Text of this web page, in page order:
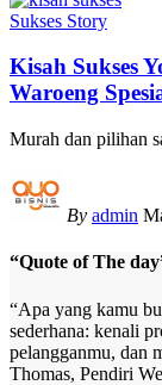
Sukses Story
Kisah Sukses
Waroeng
Murah dan pilihan
By admin
“Quote of The
“Apa yang kamu
sederhana: kenali
pelangganmu, dan
Thomas, Pendiri